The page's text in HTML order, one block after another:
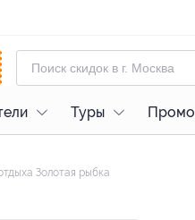
Туры
Золотая рыбка